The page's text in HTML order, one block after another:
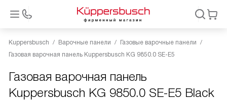
Kuppersbusch Варочные панели
Газовые варочные панели
Газовая варочная панель Kuppersbusch KG 9850.0 SE-E5
Газовая варочная панель
Kuppersbusch KG 9850.0 SE-E5 Black